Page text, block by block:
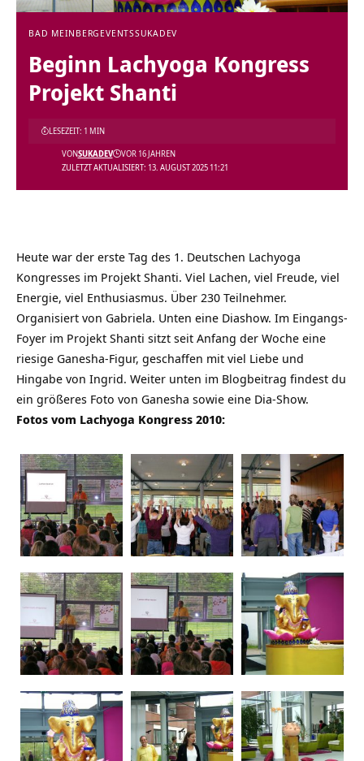
BAD MEINBERG EVENTSSUKADEV
Beginn Lachyoga Kongress
Projekt Shanti
ZULETZT AKTUALISIERT: 13. AUGUST 2025 11:21
VONSUKADEV VOR 16 JAHREN
LESEZEIT: 1 MIN
Heute war der erste Tag des 1. Deutschen Lachyoga
Kongresses im Projekt Shanti. Viel Lachen, viel Freude, viel
Energie, viel Enthusiasmus. Über 230 Teilnehmer.
Organisiert von Gabriela. Unten eine Diashow. Im Eingangs-
Foyer im Projekt Shanti sitzt seit Anfang der Woche eine
riesige Ganesha-Figur, geschaffen mit viel Liebe und
Hingabe von Ingrid. Weiter unten im Blogbeitrag findest du
ein größeres Foto von Ganesha sowie eine Dia-Show.
Fotos vom Lachyoga Kongress 2010: